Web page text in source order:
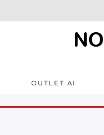
NO
OUTLET AI